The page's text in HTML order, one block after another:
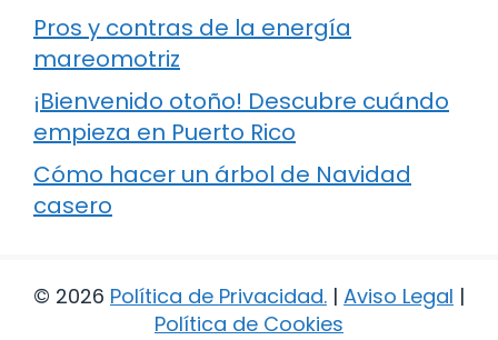
Pros y contras de la energía
mareomotriz
¡Bienvenido otoño! Descubre cuándo
empieza en Puerto Rico
Cómo hacer un árbol de Navidad
casero
© 2026 Política de Privacidad. | Aviso Legal |
Política de Cookies